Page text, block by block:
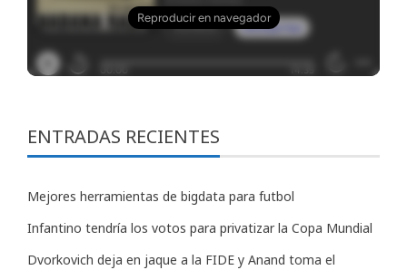
ENTRADAS RECIENTES
Mejores herramientas de bigdata para futbol
Infantino tendría los votos para privatizar la Copa Mundial
Dvorkovich deja en jaque a la FIDE y Anand toma el